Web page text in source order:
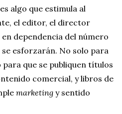
algo que estimula al
el editor, el director
dependencia del número
esforzarán. No solo para
para que se publiquen títulos
comercial, y libros de
marketing y sentido